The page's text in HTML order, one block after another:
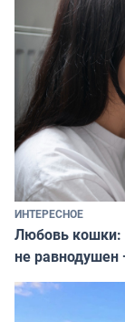
ИНТЕРЕСНОЕ
Любовь кошки:
не равнодушен